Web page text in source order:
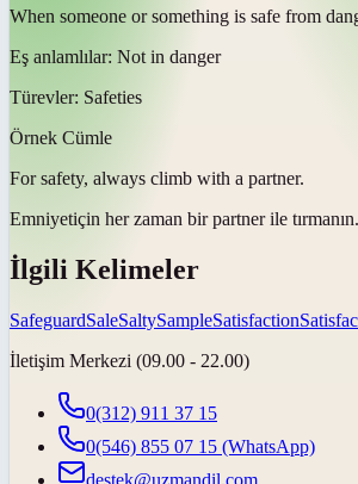
When someone or something is safe from
Eş anlamlılar: Not in danger
Türevler: Safeties
Örnek Cümle
For safety, always climb with a partner.
Emniyetiçin her zaman bir partner ile tırmanın.
İlgili Kelimeler
SafeguardSaleSaltySampleSatisfaction
İletişim Merkezi (09.00 - 22.00)
0(312) 911 37 15
0(546) 855 07 15 (WhatsApp)
destek@uzmandil.com